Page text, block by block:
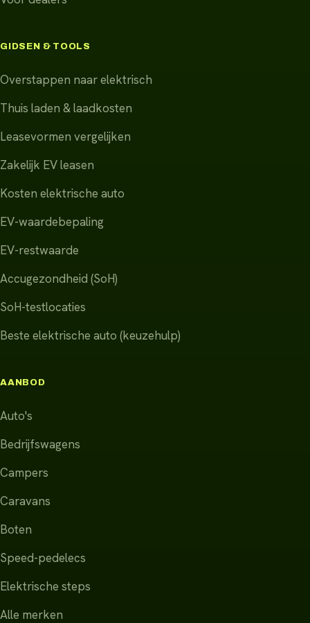
GIDSEN & TOOLS
Overstappen naar elektrisch
Thuis laden & laadkosten
Leasevormen vergelijken
Zakelijk EV leasen
Kosten elektrische auto
EV-waardebepaling
EV-restwaarde
Accugezondheid (SoH)
SoH-testlocaties
Beste elektrische auto (keuzehulp)
AANBOD
Auto's
Bedrijfswagens
Campers
Caravans
Boten
Speed-pedelecs
Elektrische steps
Alle merken